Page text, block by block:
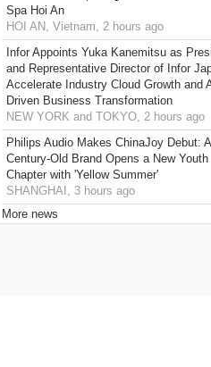
Spa Hoi An
HOI AN, Vietnam, 2 hours ago
Infor Appoints Yuka Kanemitsu as
and Representative Director of Infor
Accelerate Industry Cloud Growth and
Driven Business Transformation
NEW YORK and TOKYO, 2 hours ago
Philips Audio Makes ChinaJoy Debut: A
Century-Old Brand Opens a New Youth
Chapter with 'Yellow Summer'
SHANGHAI, 3 hours ago
More news